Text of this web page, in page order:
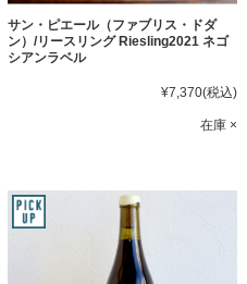
サン・ピエール（ファブリス・ドダ
ン）/リースリング Riesling2021 ネゴ
シアンラベル
¥7,370(税込)
在庫 ×